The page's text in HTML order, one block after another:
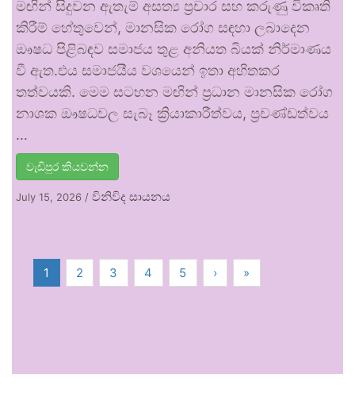
මඟින් සිදුවන ඇතැම් අසත්‍ය ප්‍රචාර සහ කරුණු විකෘති
කිරීම් හේතුවෙන්, මානසික රෝග සඳහා ලබාදෙන
ඖෂධ පිළිබඳව සමාජය තුළ අනියත බියක් නිර්මාණය
වී ඇත.එය සමාජයීය වශයෙන් ඉතා අහිතකර
තත්වයකි. මෙම සටහන මඟින් ප්‍රධාන මානසික රෝග
නාශක ඖෂධවල සැබෑ ක්‍රියාකාරීත්වය, ප්‍රචණ්ඩත්වය
…
වැඩිපුර කියවන්න
July 15, 2026 / විනිවිද සායනය
1 2 3 4 5 › »